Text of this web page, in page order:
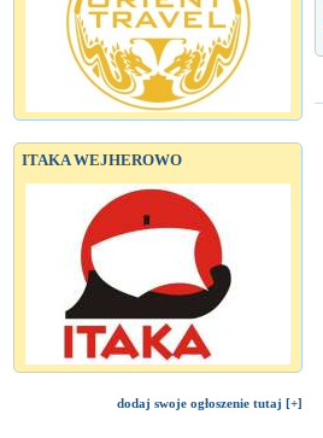
ITAKA WEJHEROWO
dodaj swoje ogłoszenie tutaj [+]